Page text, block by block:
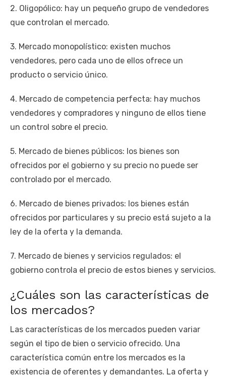
2. Oligopólico: hay un pequeño grupo de vendedores
que controlan el mercado.
3. Mercado monopolístico: existen muchos
vendedores, pero cada uno de ellos ofrece un
producto o servicio único.
4. Mercado de competencia perfecta: hay muchos
vendedores y compradores y ninguno de ellos tiene
un control sobre el precio.
5. Mercado de bienes públicos: los bienes son
ofrecidos por el gobierno y su precio no puede ser
controlado por el mercado.
6. Mercado de bienes privados: los bienes están
ofrecidos por particulares y su precio está sujeto a la
ley de la oferta y la demanda.
7. Mercado de bienes y servicios regulados: el
gobierno controla el precio de estos bienes y servicios.
¿Cuáles son las características de
los mercados?
Las características de los mercados pueden variar
según el tipo de bien o servicio ofrecido. Una
característica común entre los mercados es la
existencia de oferentes y demandantes. La oferta y